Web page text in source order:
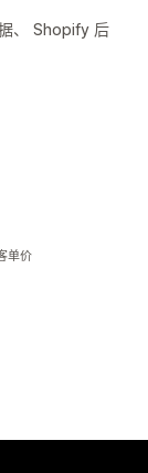
、 Shopify 后
单价